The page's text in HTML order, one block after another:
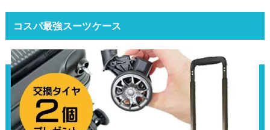
コスパ最強スーツケース